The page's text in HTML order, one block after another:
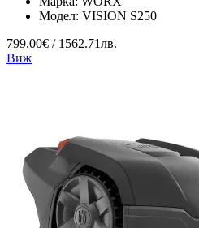
Модел: VISION S250
799.00€ / 1562.71лв.
Виж